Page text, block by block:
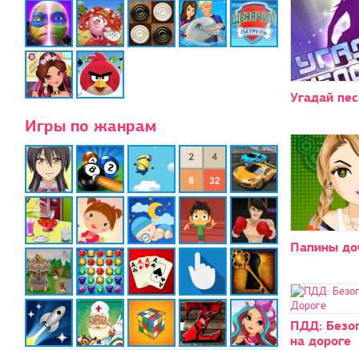
Игры по жанрам
Угадай
Папины
ПДД:
на дороге